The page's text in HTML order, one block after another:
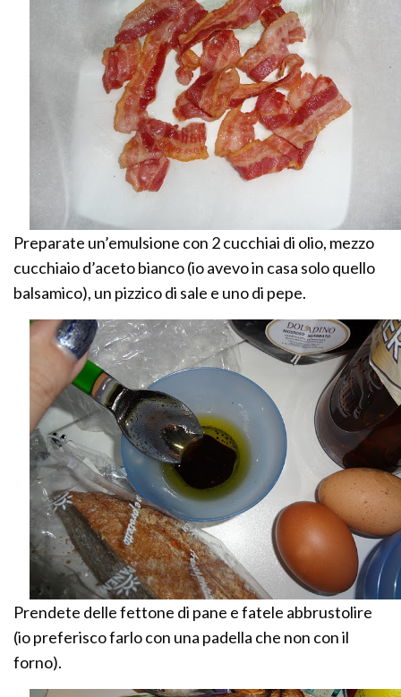
Preparate un’emulsione con 2 cucchiai di olio, mezzo
cucchiaio d’aceto bianco (io avevo in casa solo quello
balsamico), un pizzico di sale e uno di pepe.
Prendete delle fettone di pane e fatele abbrustolire
(io preferisco farlo con una padella che non con il
forno).